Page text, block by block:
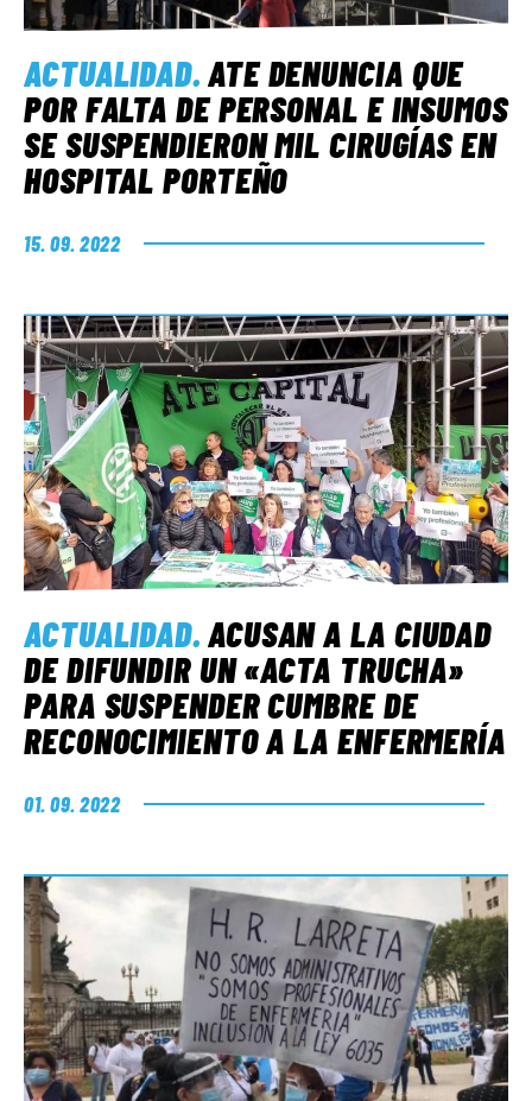
ACTUALIDAD.ATE DENUNCIA QUE
POR FALTA DE PERSONAL E INSUMOS
SE SUSPENDIERON MIL CIRUGÍAS EN
HOSPITAL PORTEÑO
15. 09. 2022
ACTUALIDAD.ACUSAN A LA CIUDAD
DE DIFUNDIR UN «ACTA TRUCHA»
PARA SUSPENDER CUMBRE DE
RECONOCIMIENTO A LA ENFERMERÍA
01. 09. 2022